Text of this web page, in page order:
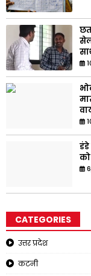
CATEGORIES
उत्तर प्रदेश
कटनी